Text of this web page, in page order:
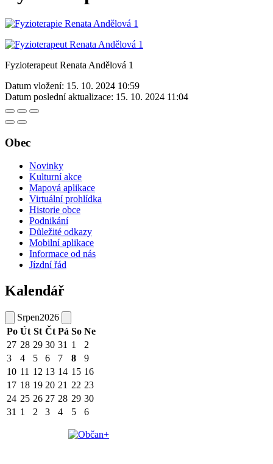
Fyzioterapeut Renata Andělová 1
Datum vložení: 15. 10. 2024 10:59
Datum poslední aktualizace: 15. 10. 2024 11:04
Obec
Novinky
Kulturní akce
Mapová aplikace
Virtuální prohlídka
Historie obce
Podnikání
Důležité odkazy
Mobilní aplikace
Informace od nás
Jízdní řád
Kalendář
Srpen2026
Po Út St Čt Pá So Ne
27 28 29 30 31 1
2
3
4 5 6 7 8
9
10 11 12 13 14 15 16
17 18 19 20 21 22 23
24 25 26 27 28 29 30
31 1 2 3 4 5 6